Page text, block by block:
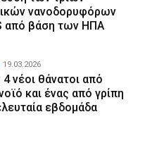
νανοδορυφόρων
από βάση των ΗΠΑ
νέοι θάνατοι από
και ένας από γρίπη
εβδομάδα
19.03.2026